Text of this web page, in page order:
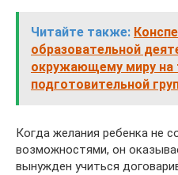
Читайте также:
образовательной
окружающему миру на
подготовительной
Когда желания ребенка не
возможностями, он
вынужден учиться